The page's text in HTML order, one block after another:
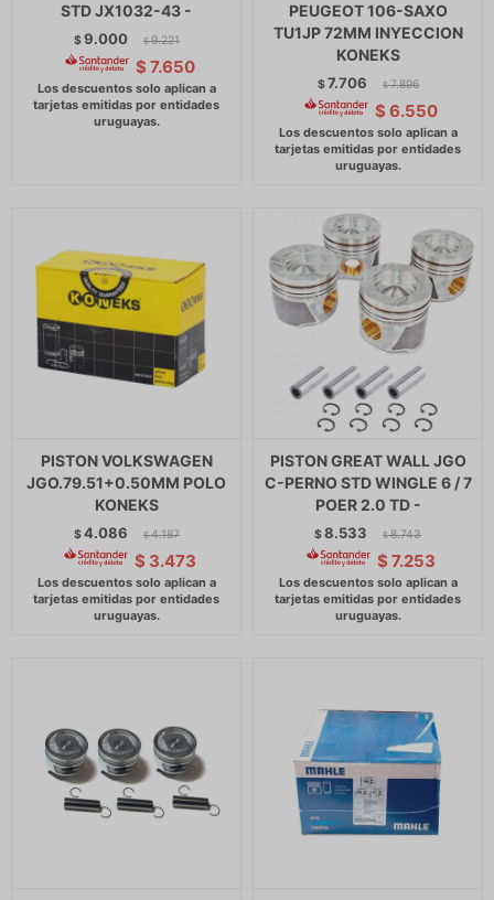
STD JX1032-43 -
$9.000 $ 9.221
$ 7.650
PEUGEOT 106-SAXO
TU1JP 72MM INYECCION
KONEKS
$7.706 $ 7.896
$ 6.550
PISTON VOLKSWAGEN
JGO.79.51+0.50MM POLO
KONEKS
$4.086 $ 4.187
$ 3.473
PISTON GREAT WALL JGO
C-PERNO STD WINGLE 6 / 7
POER 2.0 TD -
$8.533 $ 8.743
$ 7.253